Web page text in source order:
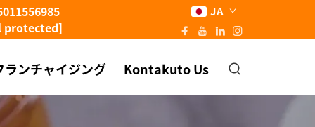
protected]
JA
ランチャイジング Kontakuto Us